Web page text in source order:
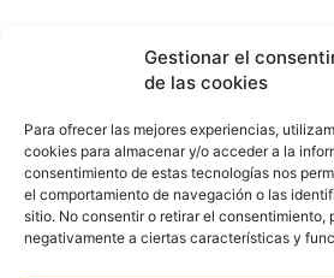
Gestionar el
de las cookies
Para ofrecer las mejores experiencias,
cookies para almacenar y/o acceder a la
consentimiento de estas tecnologías nos
el comportamiento de navegación o las
sitio. No consentir o retirar el consentimiento,
negativamente a ciertas características y